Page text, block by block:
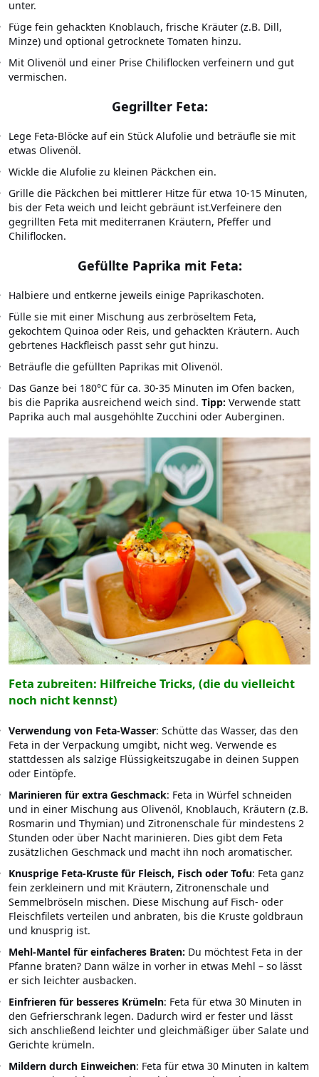
unter.
Füge fein gehackten Knoblauch, frische Kräuter (z.B. Dill,
Minze) und optional getrocknete Tomaten hinzu.
Mit Olivenöl und einer Prise Chiliflocken verfeinern und gut
vermischen.
Gegrillter Feta:
Lege Feta-Blöcke auf ein Stück Alufolie und beträufle sie mit
etwas Olivenöl.
Wickle die Alufolie zu kleinen Päckchen ein.
Grille die Päckchen bei mittlerer Hitze für etwa 10-15 Minuten,
bis der Feta weich und leicht gebräunt ist.Verfeinere den
gegrillten Feta mit mediterranen Kräutern, Pfeffer und
Chiliflocken.
Gefüllte Paprika mit Feta:
Halbiere und entkerne jeweils einige Paprikaschoten.
Fülle sie mit einer Mischung aus zerbröseltem Feta,
gekochtem Quinoa oder Reis, und gehackten Kräutern. Auch
gebrtenes Hackfleisch passt sehr gut hinzu.
Beträufle die gefüllten Paprikas mit Olivenöl.
Das Ganze bei 180°C für ca. 30-35 Minuten im Ofen backen,
bis die Paprika ausreichend weich sind. Tipp: Verwende statt
Paprika auch mal ausgehöhlte Zucchini oder Auberginen.
Feta zubreiten: Hilfreiche Tricks, (die du vielleicht
noch nicht kennst)
Verwendung von Feta-Wasser: Schütte das Wasser, das den
Feta in der Verpackung umgibt, nicht weg. Verwende es
stattdessen als salzige Flüssigkeitszugabe in deinen Suppen
oder Eintöpfe.
Marinieren für extra Geschmack: Feta in Würfel schneiden
und in einer Mischung aus Olivenöl, Knoblauch, Kräutern (z.B.
Rosmarin und Thymian) und Zitronenschale für mindestens 2
Stunden oder über Nacht marinieren. Dies gibt dem Feta
zusätzlichen Geschmack und macht ihn noch aromatischer.
Knusprige Feta-Kruste für Fleisch, Fisch oder Tofu: Feta ganz
fein zerkleinern und mit Kräutern, Zitronenschale und
Semmelbröseln mischen. Diese Mischung auf Fisch- oder
Fleischfilets verteilen und anbraten, bis die Kruste goldbraun
und knusprig ist.
Mehl-Mantel für einfacheres Braten: Du möchtest Feta in der
Pfanne braten? Dann wälze in vorher in etwas Mehl – so lässt
er sich leichter ausbacken.
Einfrieren für besseres Krümeln: Feta für etwa 30 Minuten in
den Gefrierschrank legen. Dadurch wird er fester und lässt
sich anschließend leichter und gleichmäßiger über Salate und
Gerichte krümeln.
Mildern durch Einweichen: Feta für etwa 30 Minuten in kaltem